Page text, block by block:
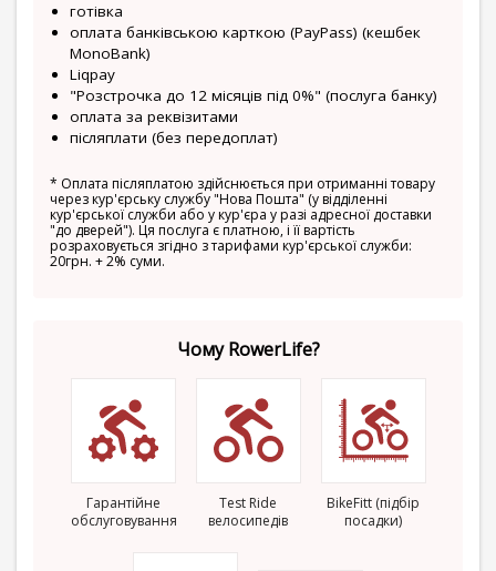
готівка
оплата банківською карткою (PayPass) (кешбек
MonoBank)
Liqpay
"Розстрочка до 12 місяців під 0%" (послуга банку)
оплата за реквізитами
післяплати (без передоплат)
* Оплата післяплатою здійснюється при отриманні товару
через кур'єрську службу "Нова Пошта" (у відділенні
кур'єрської служби або у кур'єра у разі адресної доставки
"до дверей"). Ця послуга є платною, і її вартість
розраховується згідно з тарифами кур'єрської служби:
20грн. + 2% суми.
Чому RowerLife?
Гарантійне
обслуговування
Test Ride
велосипедів
BikeFitt (підбір
посадки)